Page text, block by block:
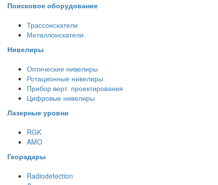
Поисковое оборудование
Трассоискатели
Металлоискатели
Нивелиры
Оптические нивелиры
Ротационные нивелиры
Прибор верт. проектирования
Цифровые нивелиры
Лазерные уровни
RGK
AMO
Георадары
Radiodetection